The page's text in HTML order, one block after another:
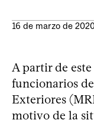
16 de marzo de
A partir de
funcionarios
Exteriores
motivo de la